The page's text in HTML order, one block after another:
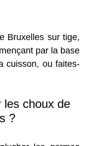
Bruxelles sur tige,
par la base
cuisson, ou faites-
les choux de
?